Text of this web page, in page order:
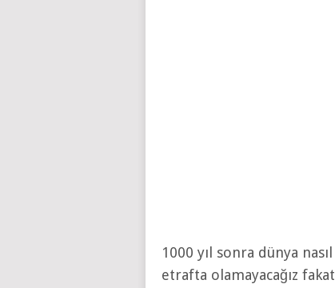
1000 yıl sonra dünya
etrafta olamayacağız